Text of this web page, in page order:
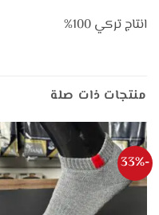
انتاج تركي 100%
منتجات ذات صلة
-33%